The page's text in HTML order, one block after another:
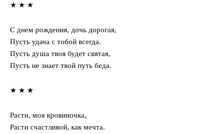
★ ★ ★
С днем рождения, дочь дорогая,
Пусть удача с тобой всегда.
Пусть душа твоя будет святая,
Пусть не знает твой путь беда.
★ ★ ★
Расти, моя кровиночка,
Расти счастливой, как мечта.